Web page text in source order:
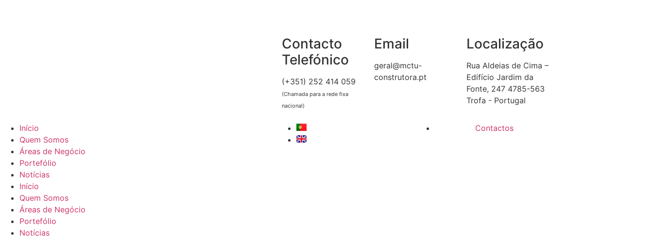
Contacto
Telefónico
(+351) 252 414 059
(Chamada para a rede fixa
nacional)
Email
geral@mctu-
construtora.pt
Localização
Rua Aldeias de Cima –
Edifício Jardim da
Fonte, 247 4785-563
Trofa - Portugal
Início
Quem Somos
Áreas de Negócio
Portefólio
Notícias
Início
Quem Somos
Áreas de Negócio
Portefólio
Notícias
Contactos